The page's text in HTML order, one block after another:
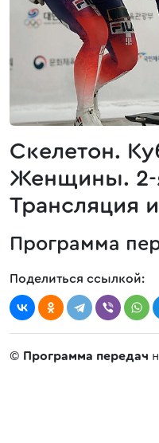
Скелетон.
Женщины. 2-
Трансляция
Программа
Поделиться ссылкой:
© Программа передач